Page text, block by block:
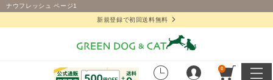
ナウフレッシュ ページ1
新規登録で初回送料無料
0